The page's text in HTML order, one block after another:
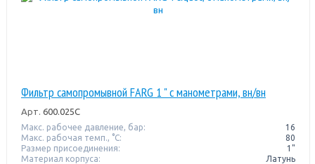
Фильтр самопромывной FARG 1 " с манометрами, вн/вн
Арт. 600.025C
Макс. рабочее давление, бар:
16
Макс. рабочая темп., °С:
80
Размер присоединения:
1"
Материал корпуса:
Латунь